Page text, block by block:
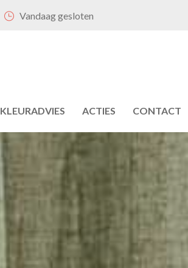
Vandaag gesloten
KLEURADVIES ACTIES CONTACT